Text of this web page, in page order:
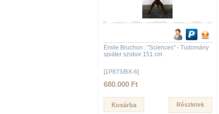
Émile Bruchon : "Sciences" - Tudomány
spiáter szobor 151 cm
[1P873/BX-6]
680.000 Ft
Részletek